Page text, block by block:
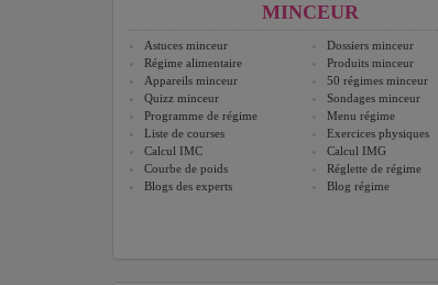
MINCEUR
Astuces minceur
Dossiers minceur
Régime alimentaire
Produits minceur
Appareils minceur
50 régimes minceur
Quizz minceur
Sondages minceur
Programme de régime
Menu régime
Liste de courses
Exercices physiques
Calcul IMC
Calcul IMG
Courbe de poids
Réglette de régime
Blogs des experts
Blog régime